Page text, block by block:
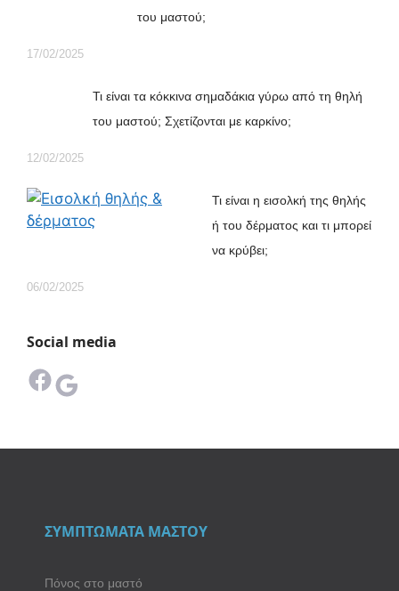
του μαστού;
17/02/2025
Τι είναι τα κόκκινα σημαδάκια γύρω από τη θηλή
του μαστού; Σχετίζονται με καρκίνο;
12/02/2025
Τι είναι η εισολκή της θηλής
ή του δέρματος και τι μπορεί
να κρύβει;
06/02/2025
Social media
Facebook
Google
ΣΥΜΠΤΩΜΑΤΑ ΜΑΣΤΟΥ
Πόνος στο μαστό